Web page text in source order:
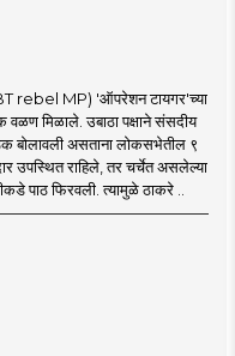
rebel MP) 'ऑपरेशन टायगर'च्या
वळण मिळाले. उबाठा पक्षाने संसदीय
बोलावली असताना लोकसभेतील ९
उपस्थित राहिले, तर चर्चेत असलेल्या
पाठ फिरवली. त्यामुळे ठाकरे ..